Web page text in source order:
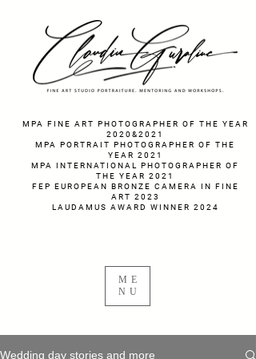
MPA FINE ART PHOTOGRAPHER OF THE YEAR
2020&2021
MPA PORTRAIT PHOTOGRAPHER OF THE
YEAR 2021
MPA INTERNATIONAL PHOTOGRAPHER OF
THE YEAR 2021
FEP EUROPEAN BRONZE CAMERA IN FINE
ART 2023
LAUDAMUS AWARD WINNER 2024
ME
NU
Wedding day stories and more